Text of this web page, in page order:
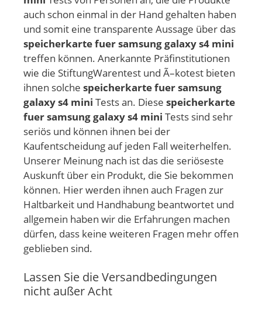
auch schon einmal in der Hand gehalten haben
und somit eine transparente Aussage über das
speicherkarte fuer samsung galaxy s4 mini
treffen können. Anerkannte Präfinstitutionen
wie die StiftungWarentest und Ã–kotest bieten
ihnen solche speicherkarte fuer samsung
galaxy s4 mini Tests an. Diese speicherkarte
fuer samsung galaxy s4 mini Tests sind sehr
seriös und können ihnen bei der
Kaufentscheidung auf jeden Fall weiterhelfen.
Unserer Meinung nach ist das die seriöseste
Auskunft über ein Produkt, die Sie bekommen
können. Hier werden ihnen auch Fragen zur
Haltbarkeit und Handhabung beantwortet und
allgemein haben wir die Erfahrungen machen
dürfen, dass keine weiteren Fragen mehr offen
geblieben sind.
Lassen Sie die Versandbedingungen
nicht außer Acht